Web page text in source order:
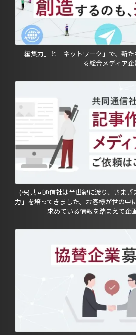
「編集力」と「ネットワーク」で、新
る総合メディア
(株)共同通信社は半世紀に渡り、さま
力」を培ってきました。お客様が世の中
求めている情報を踏まえて企